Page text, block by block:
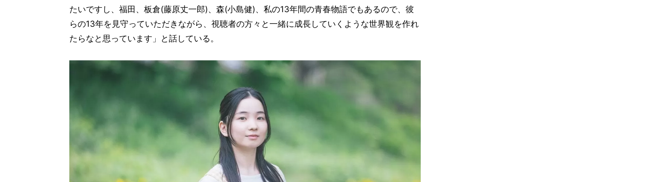
たいですし、福田、板倉(藤原丈一郎)、森(小島健)、私の13年間の青春物語でもあるので、彼
らの13年を見守っていただきながら、視聴者の方々と一緒に成長していくような世界観を作れ
たらなと思っています」と話している。